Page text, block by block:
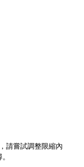
請嘗試調整限縮內